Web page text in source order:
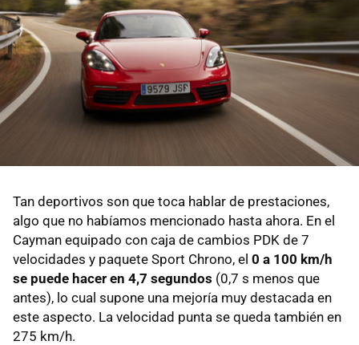
Tan deportivos son que toca hablar de prestaciones,
algo que no habíamos mencionado hasta ahora. En el
Cayman equipado con caja de cambios PDK de 7
velocidades y paquete Sport Chrono, el 0 a 100 km/h
se puede hacer en 4,7 segundos (0,7 s menos que
antes), lo cual supone una mejoría muy destacada en
este aspecto. La velocidad punta se queda también en
275 km/h.